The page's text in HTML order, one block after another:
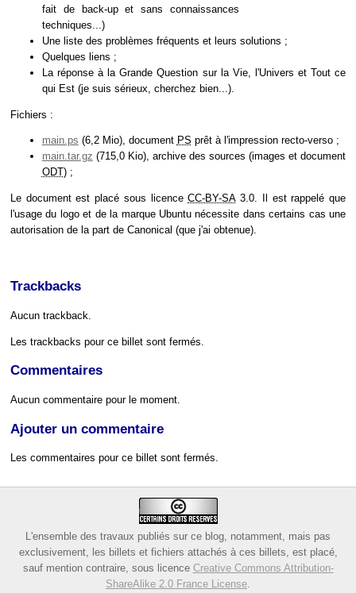
fait de back-up et sans connaissances
techniques...)
Une liste des problèmes fréquents et leurs solutions ;
Quelques liens ;
La réponse à la Grande Question sur la Vie, l'Univers et Tout ce
qui Est (je suis sérieux, cherchez bien...).
Fichiers :
main.ps (6,2 Mio), document PS prêt à l'impression recto-verso ;
main.tar.gz (715,0 Kio), archive des sources (images et document
ODT) ;
Le document est placé sous licenceCC-BY-SA3.0. Il est rappelé que
l'usage du logo et de la marque Ubuntu nécessite dans certains cas une
autorisation de la part de Canonical (que j'ai obtenue).
Trackbacks
Aucun trackback.
Les trackbacks pour ce billet sont fermés.
Commentaires
Aucun commentaire pour le moment.
Ajouter un commentaire
Les commentaires pour ce billet sont fermés.
L'ensemble des travaux publiés sur ce blog, notamment, mais pas
exclusivement, les billets et fichiers attachés à ces billets, est placé,
sauf mention contraire, sous licence Creative Commons Attribution-
ShareAlike 2.0 France License